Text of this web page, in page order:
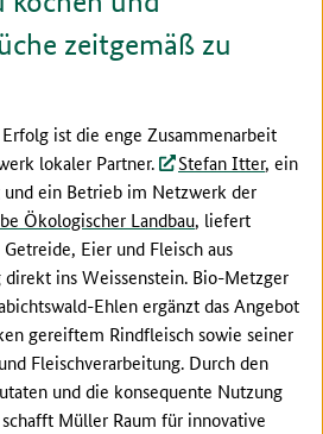
zeitgemäß zu
ist die enge Zusammenarbeit
lokaler Partner.
Stefan Itter, ein
und ein Betrieb im Netzwerk der
Ökologischer Landbau, liefert
Eier und Fleisch aus
ins Weissenstein. Bio-Metzger
Ehlen ergänzt das Angebot
gereiftem Rindfleisch sowie seiner
Fleischverarbeitung. Durch den
und die konsequente Nutzung
Müller Raum für innovative